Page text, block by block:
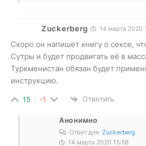
Zuckerberg 14 марта 2020
Скоро он напишет книгу о сексе,
Сутры и будет продвигать её в
Туркменистан обязан будет
инструкцию.
15 -1 Ответить
Анонимно
Ответ для Zuckerberg
14 марта 2020 15:58